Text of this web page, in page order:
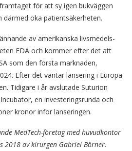
för att sy igen bukväggen
öka patientsäkerheten.
av amerikanska livsmedels-
FDA och kommer efter det att
som den första marknaden,
Efter det väntar lansering i Europa
Tidigare i år avslutade Suturion
en investeringsrunda och
kronor inför lanseringen.
MedTech-företag med huvudkontor
2018 av kirurgen Gabriel Börner.